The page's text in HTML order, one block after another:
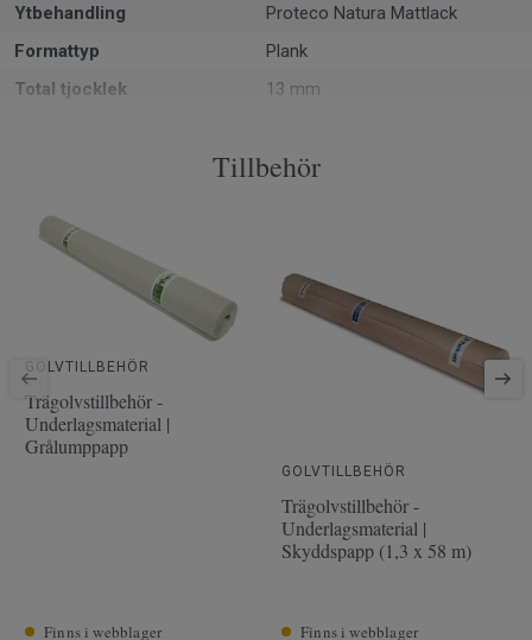
Ytbehandling
Proteco Natura Mattlack
Formattyp
Plank
Total tjocklek
13 mm
Ja
Artiklar per paket
Läggningsmetod
Klick
7879004
Fasade kanter
Träslag
Längd
2.5 mm
19 cm
Tillbehör
GOLVTILLBEHÖR
Trägolvstillbehör -
Underlagsmaterial |
Grålumppapp
Finns i webblager
GOLVTILLBEHÖR
Trägolvstillbehör -
Underlagsmaterial |
Skyddspapp (1,3 x 58 m)
Finns i webblager